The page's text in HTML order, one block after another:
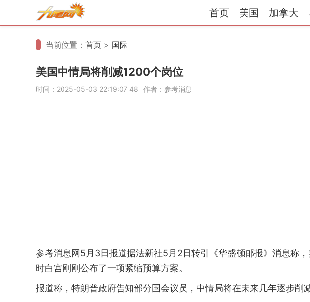
首页 美国 加拿大
当前位置： 首页 > 国际
美国中情局将削减1200个岗位
时间：2025-05-03 22:19:07 48 作者：参考消息
参考消息网5月3日报道据法新社5月2日转引《华盛顿邮报》消息称
时白宫刚刚公布了一项紧缩预算方案。
报道称，特朗普政府告知部分国会议员，中情局将在未来几年逐步削减